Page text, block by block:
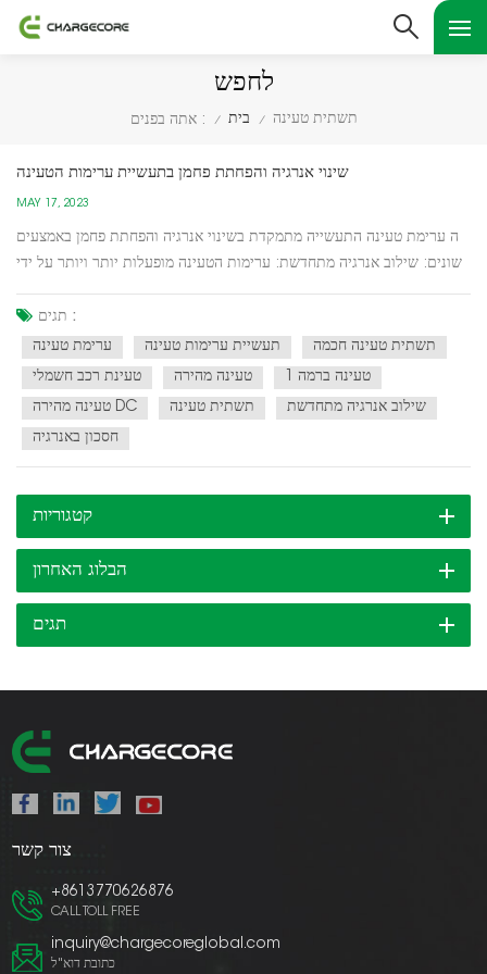
לחפש
אתה בפנים : / בית / תשתית טעינה
שינוי אנרגיה והפחתת פחמן בתעשיית ערימות הטעינה
MAY 17, 2023
ה ערימת טעינה התעשייה מתמקדת בשינוי אנרגיה והפחתת פחמן באמצעים
שונים: שילוב אנרגיה מתחדשת: ערימות הטעינה מופעלות יותר ויותר על ידי
בדלקים מאובנים ומפחית את פליטת הפחמן הקשורה לייצור חשמל.יעילות
תגים :
ערימת טעינה
תעשיית ערימות טעינה
תשתית טעינה חכמה
טעינת רכב חשמלי
טעינה מהירה
טעינה ברמה 1
טעינה מהירה DC
תשתית טעינה
שילוב אנרגיה מתחדשת
חסכון באנרגיה
קטגוריות
הבלוג האחרון
תגים
צור קשר
+8613770626876
CALL TOLL FREE
inquiry@chargecoreglobal.com
כתובת דוא"ל